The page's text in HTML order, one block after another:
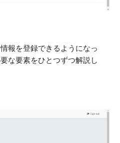
報を登録できるようになっ
な要素をひとつずつ解説し